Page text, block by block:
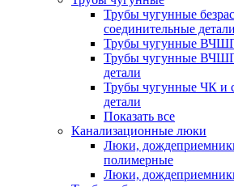
Трубы чугунные
соединительные детали
Трубы чугунные
Трубы чугунные
детали
Трубы чугунные ЧК и
детали
Показать все
Канализационные люки
Люки,
полимерные
Люки,